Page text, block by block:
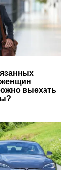
выехать